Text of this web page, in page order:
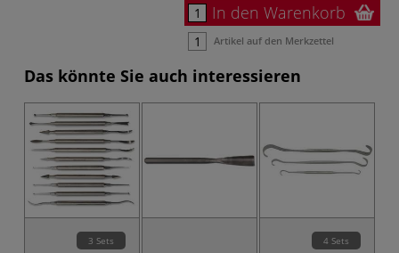
In den Warenkorb
Artikel auf den Merkzettel
Das könnte Sie auch interessieren
3 Sets 4 Sets